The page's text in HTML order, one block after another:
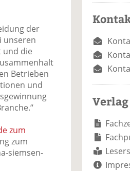
der
unseren
und die
Betrieben
und
zum
zum
siemsen-
Verlag